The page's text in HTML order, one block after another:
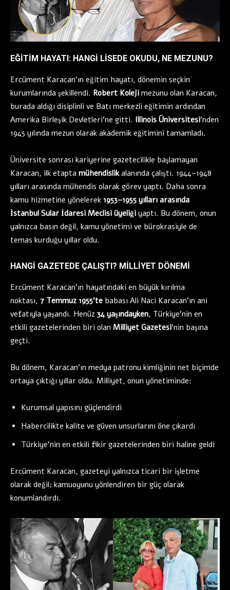
EĞITIM HAYATI: HANGI LISEDE OKUDU, NE MEZUNU?
Ercüment Karacan’ın eğitim hayatı, dönemin seçkin
kurumlarında şekillendi. Robert Koleji mezunu olan Karacan,
burada aldığı disiplinli ve Batı merkezli eğitimin ardından
Amerika Birleşik Devletleri’ne gitti. Illinois Üniversitesi’nden
1945 yılında mezun olarak akademik eğitimini tamamladı.
Üniversite sonrası kariyerine gazetecilikle başlamayan
Karacan, ilk etapta mühendislikalanında çalıştı. 1944–1948
yılları arasında mühendis olarak görev yaptı. Daha sonra
kamu hizmetine yönelerek 1953–1955 yılları arasında
İstanbul Sular İdaresi Meclisi üyeliği yaptı. Bu dönem, onun
yalnızca basın değil, kamu yönetimi ve bürokrasiyle de
temas kurduğu yıllar oldu.
HANGI GAZETEDE ÇALIŞTI? MILLIYET DÖNEMI
Ercüment Karacan’ın hayatındaki en büyük kırılma
noktası, 7 Temmuz 1955’te babası Ali Naci Karacan’ın ani
vefatıyla yaşandı. Henüz 34 yaşındayken, Türkiye’nin en
etkili gazetelerinden biri olan Milliyet Gazetesi’nin başına
geçti.
Bu dönem, Karacan’ın medya patronu kimliğinin net biçimde
ortaya çıktığı yıllar oldu. Milliyet, onun yönetiminde:
Kurumsal yapısını güçlendirdi
Habercilikte kalite ve güven unsurlarını öne çıkardı
Türkiye’nin en etkili fikir gazetelerinden biri haline geldi
Ercüment Karacan, gazeteyi yalnızca ticari bir işletme
olarak değil; kamuoyunu yönlendiren bir güç olarak
konumlandırdı.